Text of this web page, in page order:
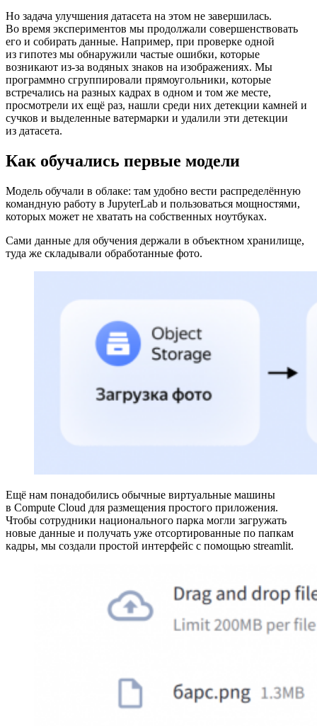
Но задача улучшения датасета на этом не завершилась.
Во время экспериментов мы продолжали совершенствовать
его и собирать данные. Например, при проверке одной
из гипотез мы обнаружили частые ошибки, которые
возникают из‑за водяных знаков на изображениях. Мы
программно сгруппировали прямоугольники, которые
встречались на разных кадрах в одном и том же месте,
просмотрели их ещё раз, нашли среди них детекции камней и
сучков и выделенные ватермарки и удалили эти детекции
из датасета.
Как обучались первые модели
Модель обучали в облаке: там удобно вести распределённую
командную работу в JupyterLab и пользоваться мощностями,
которых может не хватать на собственных ноутбуках.
Сами данные для обучения держали в объектном хранилище,
туда же складывали обработанные фото.
Ещё нам понадобились обычные виртуальные машины
в Compute Cloud для размещения простого приложения.
Чтобы сотрудники национального парка могли загружать
новые данные и получать уже отсортированные по папкам
кадры, мы создали простой интерфейс с помощью streamlit.